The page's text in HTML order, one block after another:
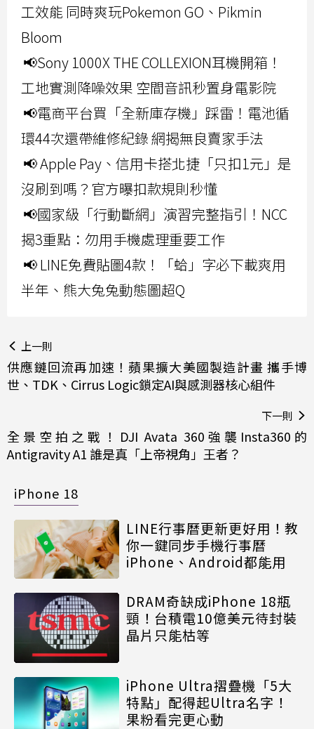
工效能 同時爽玩Pokemon GO、Pikmin
Bloom
📢Sony 1000X THE COLLEXION耳機開箱！
工地實測降噪效果 空間音訊秒置身電影院
📢電商平台買「全新庫存機」踩雷！電池循
環44次還帶維修紀錄 網揭無良賣家手法
📢 Apple Pay、信用卡搭北捷「只扣1元」是
沒刷到嗎？官方曝扣款規則秒懂
📢國家級「行動斷網」演習完整指引！NCC
揭3重點：勿用手機處理重要工作
📢 LINE免費貼圖4款！「蛤」字必下載爽用
半年、熊大兔兔動態圖超Q
上一則
供應鏈回流再加速！蘋果擴大美國製造計畫 攜手博
世、TDK、Cirrus Logic鎖定AI與感測器核心組件
下一則
全景空拍之戰！DJI Avata 360強襲Insta360的
Antigravity A1 誰是真「上帝視角」王者？
iPhone 18
LINE行事曆更新更好用！教
你一鍵同步手機行事曆
iPhone、Android都能用
DRAM奇缺成iPhone 18瓶
頸！台積電10億美元待封裝
晶片只能枯等
iPhone Ultra摺疊機「5大
特點」配得起Ultra名字！
果粉看完更心動